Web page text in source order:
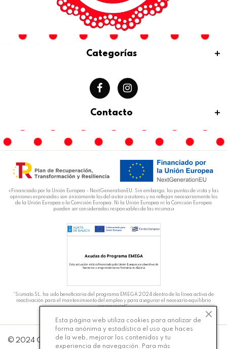
Categorías
Contacto
«Financiado por la Unión Europea – NextGenerationEU. Sin embargo, los puntos de vista y las
opiniones expresadas son únicamente los del autor o autores y no reflejan necesariamente los
de la Unión Europea o la Comisión Europea. Ni la Unión Europea ni la Comisión Europea
pueden ser consideradas responsables de las mismas»
“Sismato SL. ha sido beneficiaria del programa EMEGA 2024 dentro de la línea activa de
reactivación para el mantenimiento del empleo y para asegurar el necesario equilibrio
empresarial”.
© 2024 Carmiña Moda - Desarrollado porSilicon
Esta página web utiliza cookies para analizar de
forma anónima y estadística el uso que haces
de la web, mejorar los contenidos y tu
experiencia de navegación. Para más